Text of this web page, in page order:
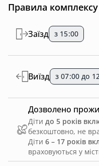
Правила комплексу
Заїзд з 15:00
Виїзд з 07:00 до
Дозволено
Діти до 5 років
безкоштовно, не
Діти 6 – 17 років
враховуються у